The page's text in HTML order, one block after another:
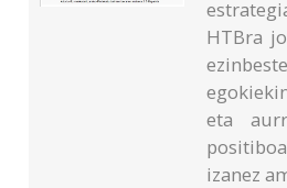
HTBra
eta
izanez